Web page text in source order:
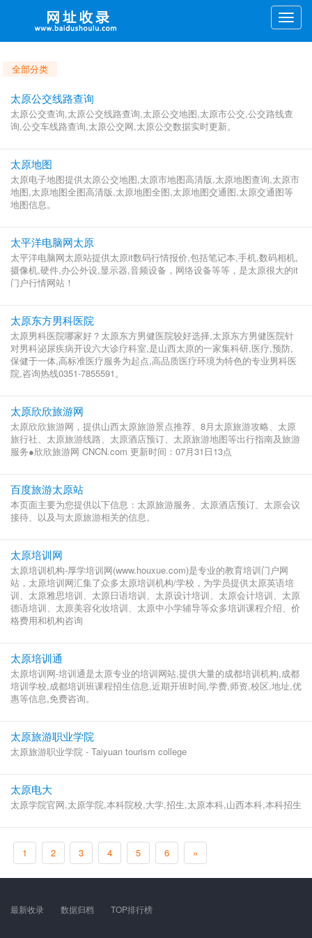
Toggle
全部分类
太原公交线路查询
太原公交查询,太原公交线路查询,太原公交地图,太原市公交,公交路线查
询,公交车线路查询,太原公交网,太原公交数据实时更新。
太原地图
太原电子地图提供太原公交地图,太原市地图高清版,太原地图查询,太原市
地图,太原地图全图高清版,太原地图全图,太原地图交通图,太原交通图等
地图信息。
太平洋电脑网太原
太平洋电脑网太原站提供太原it数码行情报价,包括笔记本,手机,数码相机,
摄像机,硬件,办公外设,显示器,音频设备，网络设备等等，是太原很大的it
门户行情网站！
太原东方男科医院
太原男科医院哪家好？太原东方男健医院较好选择,太原东方男健医院针
对男科泌尿疾病开设六大诊疗科室,是山西太原的一家集科研,医疗,预防,
保健于一体,高标准医疗服务为起点,高品质医疗环境为特色的专业男科医
院,咨询热线0351-7855591。
太原欣欣旅游网
太原欣欣旅游网，提供山西太原旅游景点推荐、8月太原旅游攻略、太原
旅行社、太原旅游线路、太原酒店预订、太原旅游地图等出行指南及旅游
服务●欣欣旅游网 CNCN.com 更新时间：07月31日13点
百度旅游太原站
本页面主要为您提供以下信息：太原旅游服务、太原酒店预订、太原会议
接待、以及与太原旅游相关的信息。
太原培训网
太原培训机构-厚学培训网(www.houxue.com)是专业的教育培训门户网
站，太原培训网汇集了众多太原培训机构/学校，为学员提供太原英语培
训、太原雅思培训、太原日语培训、太原设计培训、太原会计培训、太原
德语培训、太原美容化妆培训、太原中小学辅导等众多培训课程介绍、价
格费用和机构咨询
太原培训通
太原培训网-培训通是太原专业的培训网站,提供大量的成都培训机构,成都
培训学校,成都培训班课程招生信息,近期开班时间,学费,师资,校区,地址,优
惠等信息,免费咨询。
太原旅游职业学院
太原旅游职业学院 - Taiyuan tourism college
太原电大
太原学院官网,太原学院,本科院校,大学,招生,太原本科,山西本科,本科招生
1 2 3 4 5 6 »
最新收录 数据归档 TOP排行榜